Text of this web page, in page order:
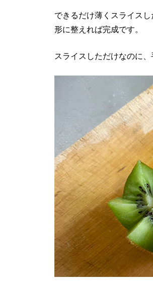
できるだけ薄くスライス
形に整えれば完成です。
スライスしただけなのに